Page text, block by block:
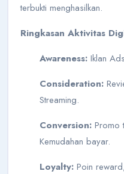
terbukti menghasilkan.
Ringkasan Aktivitas
Awareness: Iklan
Consideration:
Streaming.
Conversion: Promo
Kemudahan bayar.
Loyalty: Poin